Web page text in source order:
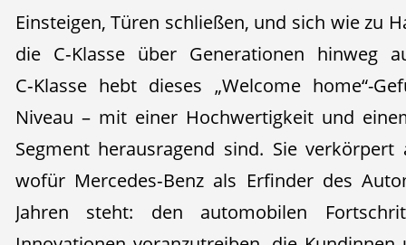
Einsteigen, Türen schließen, und sich wie zu
die C‑Klasse über Generationen hinweg
C‑Klasse hebt dieses „Welcome home“-
Niveau – mit einer Hochwertigkeit und
Segment herausragend sind. Sie
wofür Mercedes‑Benz als Erfinder des
Jahren steht: den automobilen